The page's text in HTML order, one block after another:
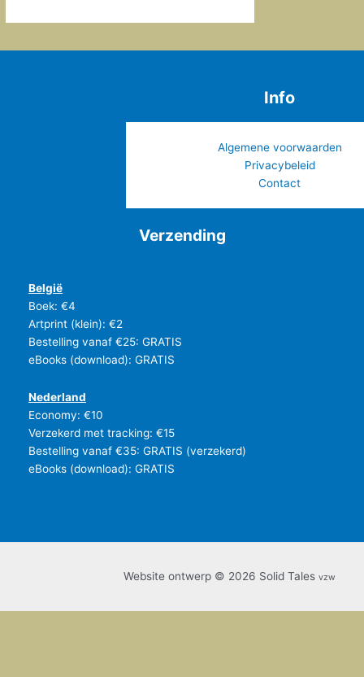
Info
Algemene voorwaarden
Privacybeleid
Contact
Verzending
België
Boek: €4
Artprint (klein): €2
Bestelling vanaf €25: GRATIS
eBooks (download): GRATIS
Nederland
Economy: €10
Verzekerd met tracking: €15
Bestelling vanaf €35: GRATIS (verzekerd)
eBooks (download): GRATIS
Website ontwerp © 2026 Solid Tales vzw